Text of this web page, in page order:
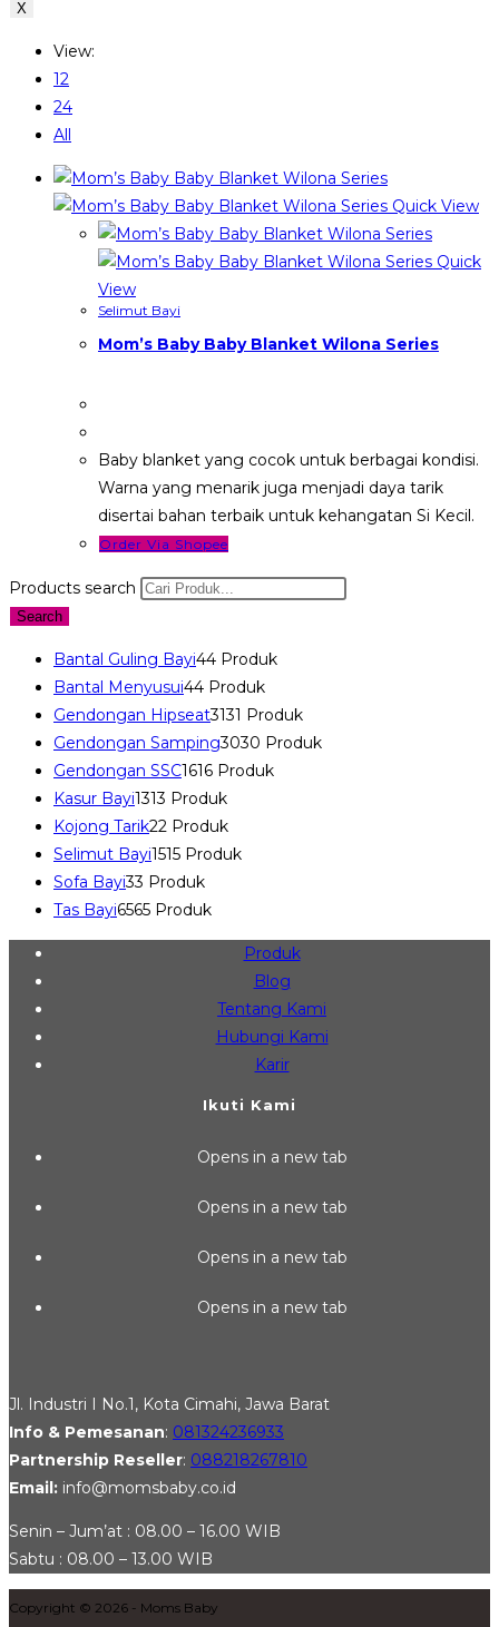
X
View:
12
24
All
Quick View
Quick
View
Selimut Bayi
Mom’s Baby Baby Blanket Wilona Series
Baby blanket yang cocok untuk berbagai kondisi.
Warna yang menarik juga menjadi daya tarik
disertai bahan terbaik untuk kehangatan Si Kecil.
Order Via Shopee
Products search
Search
Bantal Guling Bayi44 Produk
Bantal Menyusui44 Produk
Gendongan Hipseat3131 Produk
Gendongan Samping3030 Produk
Gendongan SSC1616 Produk
Kasur Bayi1313 Produk
Kojong Tarik22 Produk
Selimut Bayi1515 Produk
Sofa Bayi33 Produk
Tas Bayi6565 Produk
Produk
Blog
Tentang Kami
Hubungi Kami
Karir
Ikuti Kami
Opens in a new tab
Opens in a new tab
Opens in a new tab
Opens in a new tab
Jl. Industri I No.1, Kota Cimahi, Jawa Barat
Info & Pemesanan: 081324236933
Partnership Reseller: 088218267810
Email: info@momsbaby.co.id
Senin – Jum’at : 08.00 – 16.00 WIB
Sabtu : 08.00 – 13.00 WIB
Copyright © 2026 - Moms Baby